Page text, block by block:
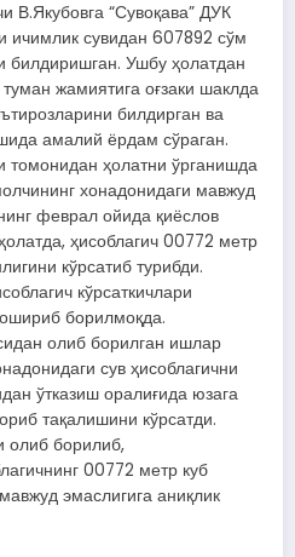
В.Якубовга “Сувоқава” ДУК
сувидан 607892 сўм
билдиришган. Ушбу ҳолатдан
жамиятига оғзаки шаклда
билдирган ва
амалий ёрдам сўраган.
ҳолатни ўрганишда
хонадонидаги мавжуд
феврал ойида қиёслов
ҳисоблагич 00772 метр
кўрсатиб турибди.
кўрсаткичлари
борилмоқда.
олиб борилган ишлар
сув ҳисоблагични
ўтказиш оралиғида юзага
тақалишини кўрсатди.
олиб борилиб,
00772 метр куб
эмаслигига аниқлик